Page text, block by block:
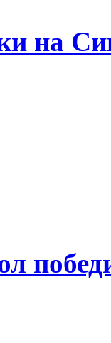
на